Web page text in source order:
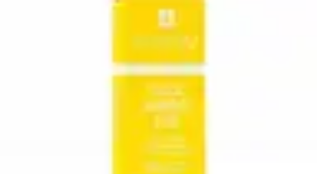
Routine de soins